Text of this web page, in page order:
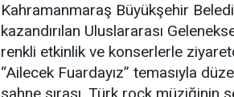
Kahramanmaraş Büyükşehir
kazandırılan Uluslararası
renkli etkinlik ve konserlerle
“Ailecek Fuardayız” temasıyla